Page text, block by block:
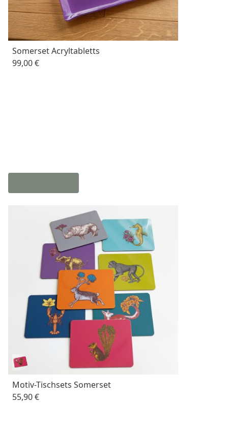
Somerset Acryltabletts
99,00 €
Motiv-Tischsets Somerset
55,90 €